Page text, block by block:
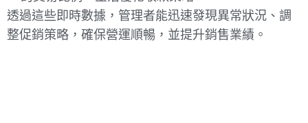
透過這些即時數據，管理者能迅速發現異常狀況、調
整促銷策略，確保營運順暢，並提升銷售業績。